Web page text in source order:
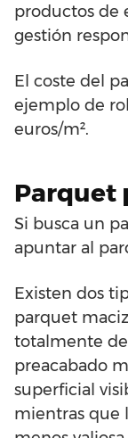
productos de
gestión
El coste del
ejemplo de
euros/m².
Parquet
Si busca un
apuntar al
Existen dos
parquet
totalmente
preacabado
superficial
mientras que